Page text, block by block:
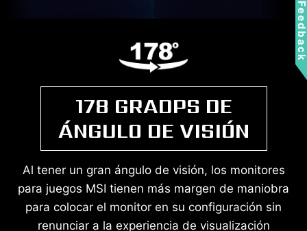
178 GRADPS DE
ÁNGULO DE VISIÓN
Al tener un gran ángulo de visión, los monitores
para juegos MSI tienen más margen de maniobra
para colocar el monitor en su configuración sin
renunciar a la experiencia de visualización